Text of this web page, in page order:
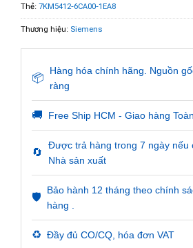
Thẻ: 7KM5412-6CA00-1EA8
Thương hiệu: Siemens
📦
Hàng hóa chính hãng. Nguồn
ràng
🚚 Free Ship HCM - Giao hàng
🔄
Được trả hàng trong 7 ngày nếu
Nhà sản xuất
🛡️
Bảo hành 12 tháng theo chính
hàng .
♻️ Đầy đủ CO/CQ, hóa đơn VAT